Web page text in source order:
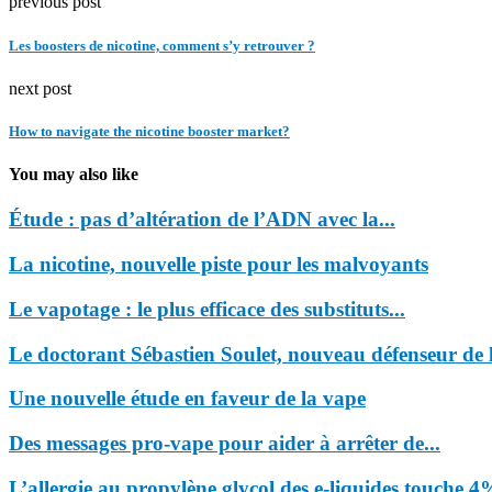
Les boosters de nicotine, comment s’y retrouver ?
next post
How to navigate the nicotine booster market?
You may also like
Étude : pas d’altération de l’ADN avec la...
La nicotine, nouvelle piste pour les malvoyants
Le vapotage : le plus efficace des substituts...
Le doctorant Sébastien Soulet, nouveau défenseur de
Une nouvelle étude en faveur de la vape
Des messages pro-vape pour aider à arrêter de...